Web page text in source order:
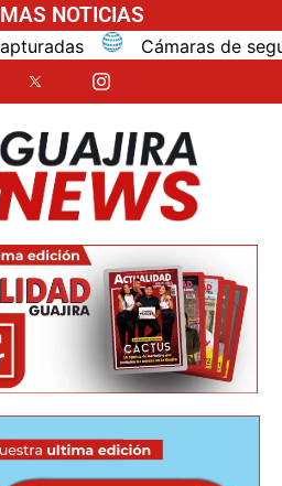
NOTICIAS
de seguridad registraron